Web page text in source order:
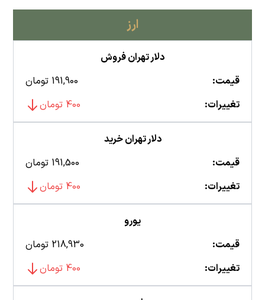
ارز
دلار تهران فروش
قیمت:
191,900 تومان
تغییرات:
400 تومان
دلار تهران خرید
قیمت:
191,500 تومان
تغییرات:
400 تومان
یورو
قیمت:
218,930 تومان
تغییرات:
400 تومان